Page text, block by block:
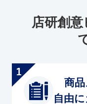
店研創
商
自由